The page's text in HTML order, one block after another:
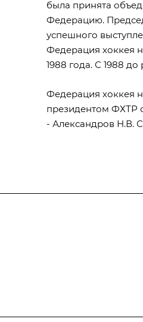
была принята
Федерацию.
успешного
Федерация хоккея
1988 года. С 1988
Федерация хоккея
президентом ФХТР
- Александров Н.В.